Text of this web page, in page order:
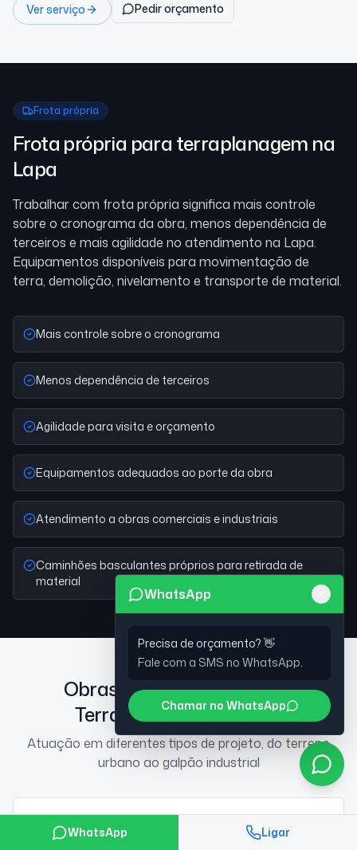
Ver serviço Pedir orçamento
Frota própria
Frota própria para terraplanagem na
Lapa
Trabalhar com frota própria significa mais controle
sobre o cronograma da obra, menos dependência de
terceiros e mais agilidade no atendimento na Lapa.
Equipamentos disponíveis para movimentação de
terra, demolição, nivelamento e transporte de material.
Mais controle sobre o cronograma
Menos dependência de terceiros
Agilidade para visita e orçamento
Equipamentos adequados ao porte da obra
Atendimento a obras comerciais e industriais
Caminhões basculantes próprios para retirada de
material
Obras atendidas pela SMS
Terraplenagem na Lapa
Atuação em diferentes tipos de projeto, do terreno
urbano ao galpão industrial
Obras comerciais
WhatsApp
Precisa de orçamento? 👋
Fale com a SMS no WhatsApp.
Chamar no WhatsApp
WhatsApp Ligar